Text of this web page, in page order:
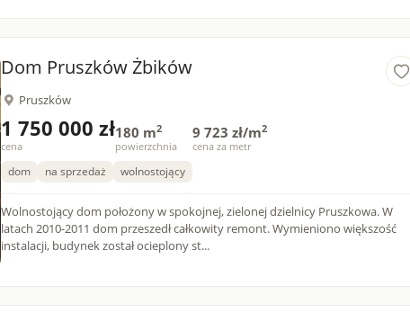
Dom Pruszków Żbików
Pruszków
1 750 000 zł
cena
180 m2
powierzchnia
9 723 zł/m2
cena za metr
dom na sprzedaż wolnostojący
Wolnostojący dom położony w spokojnej, zielonej dzielnicy Pruszkowa. W
latach 2010-2011 dom przeszedł całkowity remont. Wymieniono większość
instalacji, budynek został ocieplony st...